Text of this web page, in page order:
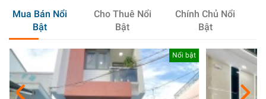
Mua Bán Nổi
Bật
Cho Thuê Nổi
Bật
Chính Chủ Nổi
Bật
Nổi bật